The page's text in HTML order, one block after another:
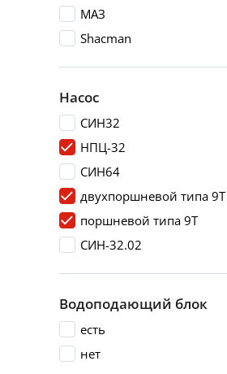
МАЗ
Shacman
Насос
СИН32
НПЦ-32
СИН64
двухпоршневой типа 9Т
поршневой типа 9Т
СИН-32.02
Водоподающий блок
есть
нет